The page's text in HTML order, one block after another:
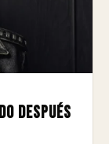
después